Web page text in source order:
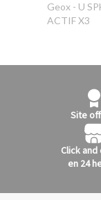
Geox - U
ACTIF X3
Site
Click
en 24